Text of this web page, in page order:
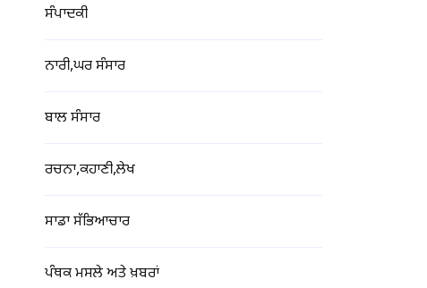
ਸੰਪਾਦਕੀ
ਨਾਰੀ,ਘਰ ਸੰਸਾਰ
ਬਾਲ ਸੰਸਾਰ
ਰਚਨਾ,ਕਹਾਣੀ,ਲੇਖ
ਸਾਡਾ ਸੱਭਿਆਚਾਰ
ਪੰਥਕ ਮਸਲੇ ਅਤੇ ਖ਼ਬਰਾਂ